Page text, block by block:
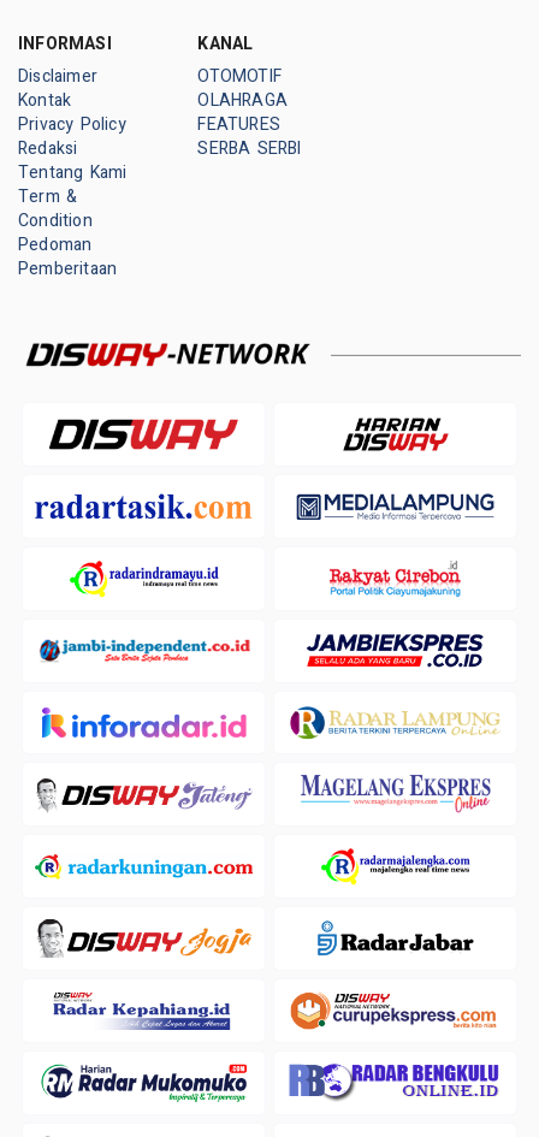
INFORMASI
Disclaimer
Kontak
Privacy Policy
Redaksi
Tentang Kami
Term &
Condition
Pedoman
Pemberitaan
KANAL
OTOMOTIF
OLAHRAGA
FEATURES
SERBA SERBI